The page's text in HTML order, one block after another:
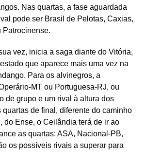
Nas quartas, a fase aguardada
pode ser Brasil de Pelotas, Caxias,
Patrocinense.
vez, inicia a saga diante do Vitória,
que aparece mais uma vez na
Para os alvinegros, a
MT ou Portuguesa-RJ, ou
de grupo e um rival à altura dos
de final, diferente do caminho
do Ense, o Ceilândia terá de ir ao
as quartas: ASA, Nacional-PB,
os possíveis rivais a superar para